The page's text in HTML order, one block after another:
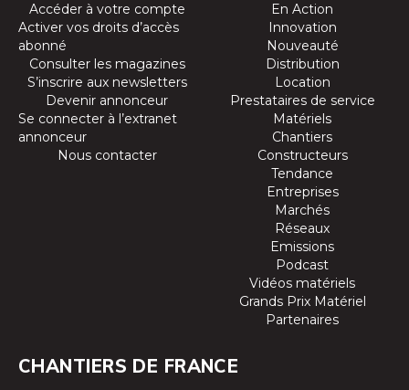
Accéder à votre compte
Activer vos droits d’accès
abonné
Consulter les magazines
S’inscrire aux newsletters
Devenir annonceur
Se connecter à l’extranet
annonceur
Nous contacter
En Action
Innovation
Nouveauté
Distribution
Location
Prestataires de service
Matériels
Chantiers
Constructeurs
Tendance
Entreprises
Marchés
Réseaux
Emissions
Podcast
Vidéos matériels
Grands Prix Matériel
Partenaires
CHANTIERS DE FRANCE